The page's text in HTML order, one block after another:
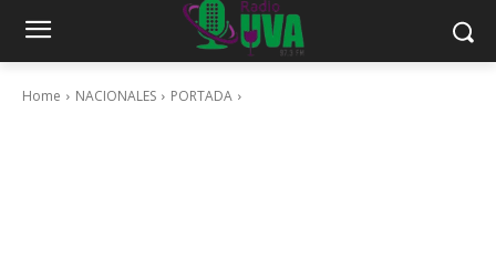
Home NACIONALES PORTADA